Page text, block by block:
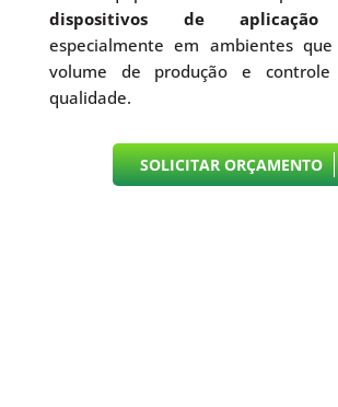
dispositivos de aplicação
especialmente em ambientes
volume de produção e controle
qualidade.
SOLICITAR ORÇAMENTO